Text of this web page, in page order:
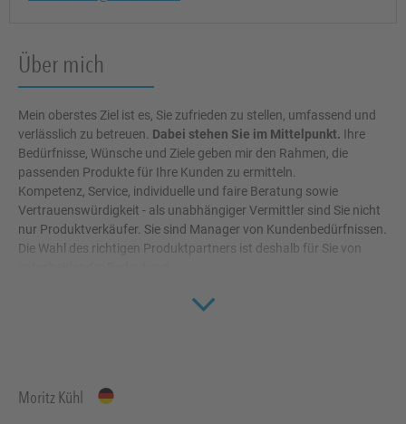
Über mich
Mein oberstes Ziel ist es, Sie zufrieden zu stellen, umfassend und
verlässlich zu betreuen. Dabei stehen Sie im Mittelpunkt. Ihre
Bedürfnisse, Wünsche und Ziele geben mir den Rahmen, die
passenden Produkte für Ihre Kunden zu ermitteln.
Kompetenz, Service, individuelle und faire Beratung sowie
Vertrauenswürdigkeit - als unabhängiger Vermittler sind Sie nicht
nur Produktverkäufer. Sie sind Manager von Kundenbedürfnissen.
Die Wahl des richtigen Produktpartners ist deshalb für Sie von
Und so ist Ihre Betreuung für mich eine ganz besondere Aufgabe:
bestmöglich beraten.
Click to
Moritz Kühl